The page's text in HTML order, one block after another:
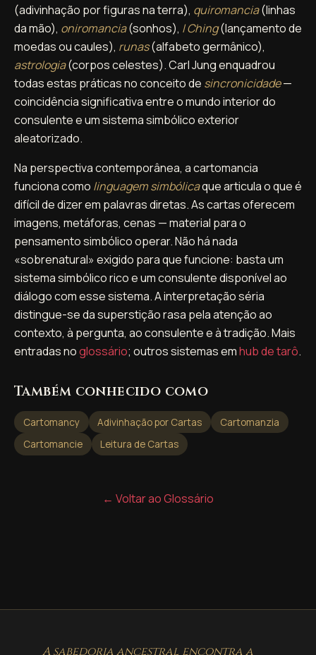
(adivinhação por figuras na terra), quiromancia(linhas
da mão), oniromancia(sonhos), I Ching(lançamento de
moedas ou caules), runas(alfabeto germânico),
astrologia(corpos celestes). Carl Jung enquadrou
todas estas práticas no conceito de sincronicidade—
coincidência significativa entre o mundo interior do
consulente e um sistema simbólico exterior
aleatorizado.
Na perspectiva contemporânea, a cartomancia
funciona como linguagem simbólicaque articula o que é
difícil de dizer em palavras diretas. As cartas oferecem
imagens, metáforas, cenas — material para o
pensamento simbólico operar. Não há nada
«sobrenatural» exigido para que funcione: basta um
sistema simbólico rico e um consulente disponível ao
diálogo com esse sistema. A interpretação séria
distingue-se da superstição rasa pela atenção ao
contexto, à pergunta, ao consulente e à tradição. Mais
entradas noglossário; outros sistemas emhub de tarô.
Também conhecido como
Cartomancy Adivinhação por Cartas
Cartomanzia
Cartomancie
Leitura de Cartas
← Voltar ao Glossário
A sabedoria ancestral encontra a